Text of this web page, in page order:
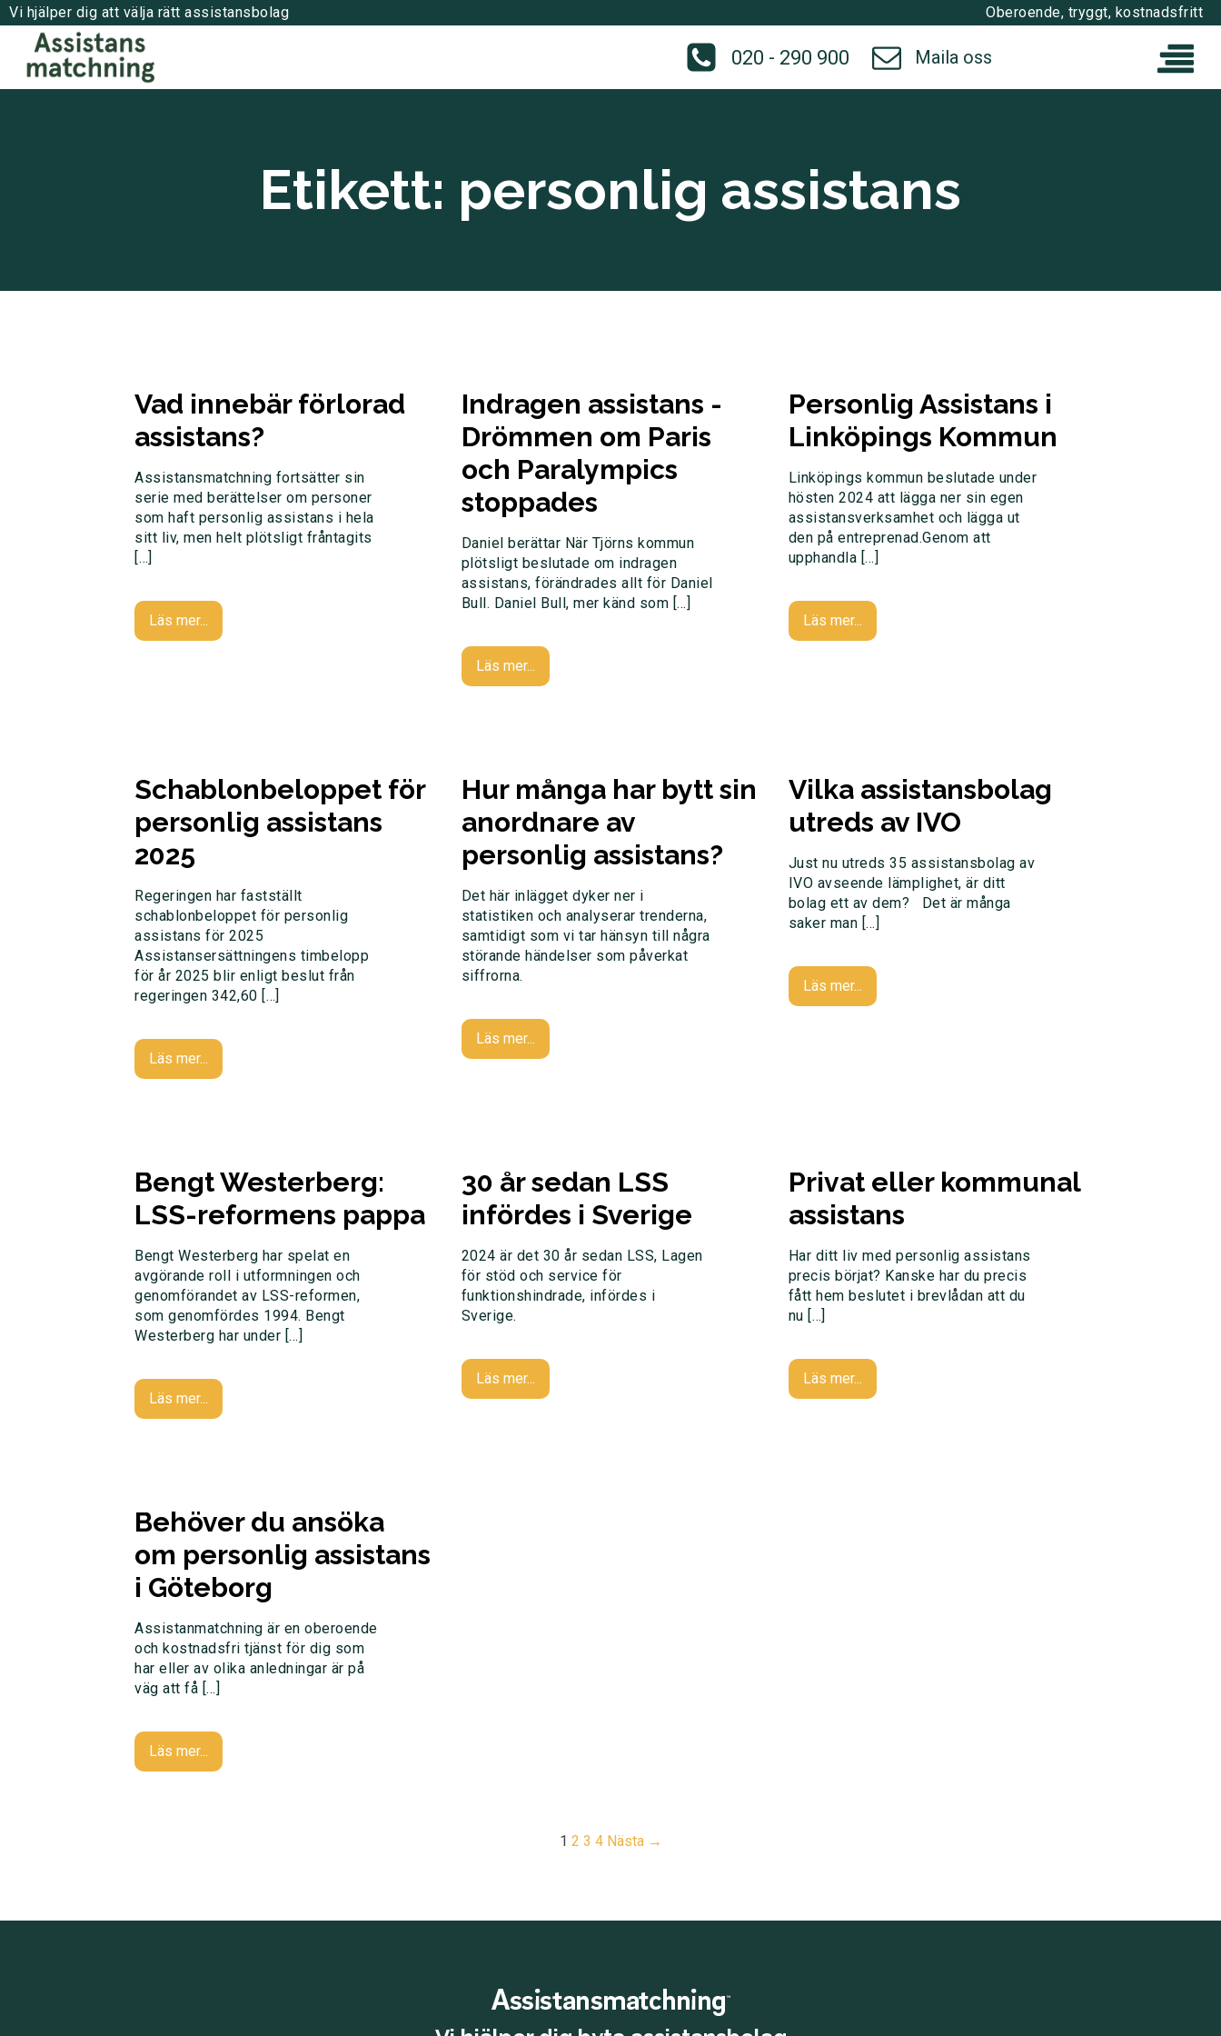
Vi hjälper dig att välja rätt assistansbolag Oberoende, tryggt, kostnadsfritt
020 - 290 900 Maila oss
Etikett: personlig assistans
Vad innebär förlorad
assistans?
Assistansmatchning fortsätter sin
serie med berättelser om personer
som haft personlig assistans i hela
sitt liv, men helt plötsligt fråntagits
[…]
Läs mer...
Indragen assistans -
Drömmen om Paris
och Paralympics
stoppades
Daniel berättar När Tjörns kommun
plötsligt beslutade om indragen
assistans, förändrades allt för Daniel
Bull. Daniel Bull, mer känd som […]
Läs mer...
Personlig Assistans i
Linköpings Kommun
Linköpings kommun beslutade under
hösten 2024 att lägga ner sin egen
assistansverksamhet och lägga ut
den på entreprenad.Genom att
upphandla […]
Läs mer...
Schablonbeloppet för
personlig assistans
2025
Regeringen har fastställt
schablonbeloppet för personlig
assistans för 2025
Assistansersättningens timbelopp
för år 2025 blir enligt beslut från
regeringen 342,60 […]
Läs mer...
Hur många har bytt sin
anordnare av
personlig assistans?
Det här inlägget dyker ner i
statistiken och analyserar trenderna,
samtidigt som vi tar hänsyn till några
störande händelser som påverkat
siffrorna.
Läs mer...
Vilka assistansbolag
utreds av IVO
Just nu utreds 35 assistansbolag av
IVO avseende lämplighet, är ditt
bolag ett av dem? Det är många
saker man […]
Läs mer...
Bengt Westerberg:
LSS-reformens pappa
Bengt Westerberg har spelat en
avgörande roll i utformningen och
genomförandet av LSS-reformen,
som genomfördes 1994. Bengt
Westerberg har under […]
Läs mer...
30 år sedan LSS
infördes i Sverige
2024 är det 30 år sedan LSS, Lagen
för stöd och service för
funktionshindrade, infördes i
Sverige.
Läs mer...
Privat eller kommunal
assistans
Har ditt liv med personlig assistans
precis börjat? Kanske har du precis
fått hem beslutet i brevlådan att du
nu […]
Läs mer...
Behöver du ansöka
om personlig assistans
i Göteborg
Assistanmatchning är en oberoende
och kostnadsfri tjänst för dig som
har eller av olika anledningar är på
väg att få […]
Läs mer...
1 2 3 4 Nästa →